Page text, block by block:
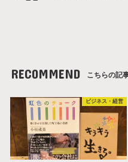
RECOMMEND こちらの記
ビジネス・経営